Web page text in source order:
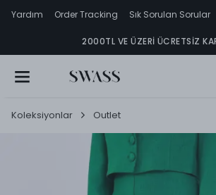
Yardım Order Tracking Sık Sorulan Sorular
2000TL VE ÜZERI ÜCRETSIZ
Koleksiyonlar Outlet